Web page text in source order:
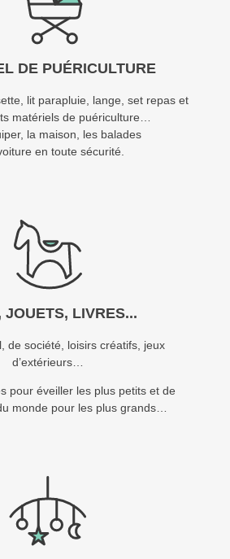
DE PUÉRICULTURE
lit parapluie, lange, set repas et
matériels de puériculture…
la maison, les balades
en toute sécurité.
JOUETS, LIVRES...
de société, loisirs créatifs, jeux
d’extérieurs…
pour éveiller les plus petits et de
monde pour les plus grands…